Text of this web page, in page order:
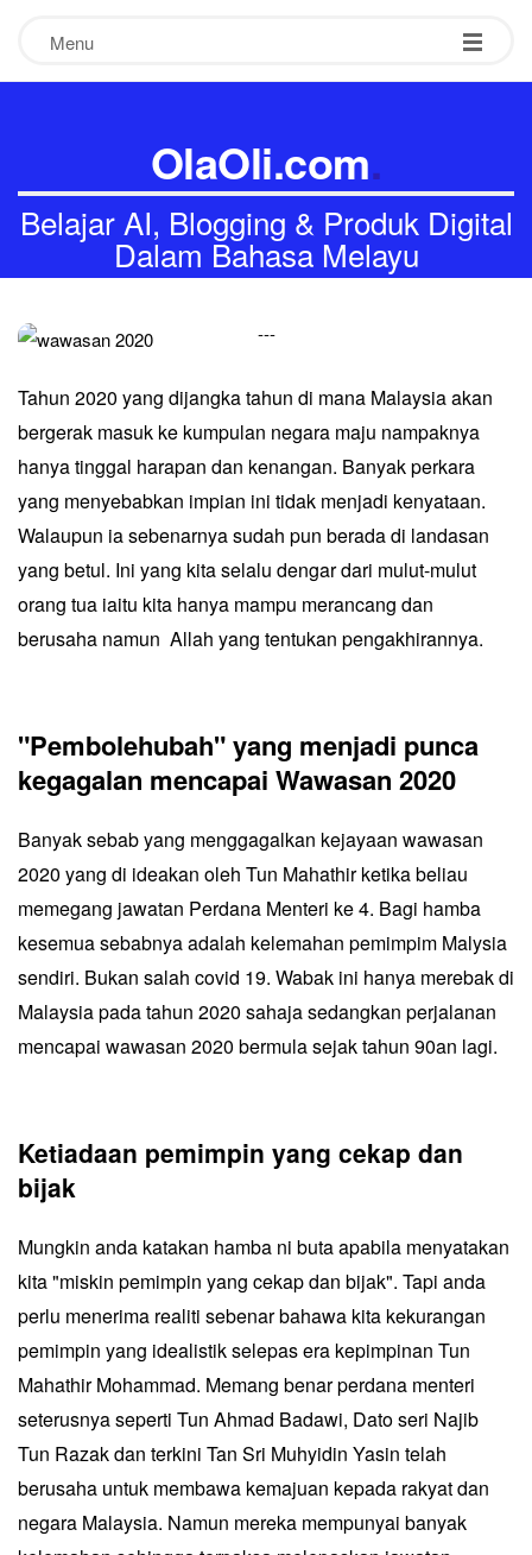
Menu
OlaOli.com.
Belajar AI, Blogging & Produk Digital
Dalam Bahasa Melayu
---
Tahun 2020 yang dijangka tahun di mana Malaysia akan
bergerak masuk ke kumpulan negara maju nampaknya
hanya tinggal harapan dan kenangan. Banyak perkara
yang menyebabkan impian ini tidak menjadi kenyataan.
Walaupun ia sebenarnya sudah pun berada di landasan
yang betul. Ini yang kita selalu dengar dari mulut-mulut
orang tua iaitu kita hanya mampu merancang dan
berusaha namun Allah yang tentukan pengakhirannya.
"Pembolehubah" yang menjadi punca
kegagalan mencapai Wawasan 2020
Banyak sebab yang menggagalkan kejayaan wawasan
2020 yang di ideakan oleh Tun Mahathir ketika beliau
memegang jawatan Perdana Menteri ke 4. Bagi hamba
kesemua sebabnya adalah kelemahan pemimpim Malysia
sendiri. Bukan salah covid 19. Wabak ini hanya merebak di
Malaysia pada tahun 2020 sahaja sedangkan perjalanan
mencapai wawasan 2020 bermula sejak tahun 90an lagi.
Ketiadaan pemimpin yang cekap dan
bijak
Mungkin anda katakan hamba ni buta apabila menyatakan
kita "miskin pemimpin yang cekap dan bijak". Tapi anda
perlu menerima realiti sebenar bahawa kita kekurangan
pemimpin yang idealistik selepas era kepimpinan Tun
Mahathir Mohammad. Memang benar perdana menteri
seterusnya seperti Tun Ahmad Badawi, Dato seri Najib
Tun Razak dan terkini Tan Sri Muhyidin Yasin telah
berusaha untuk membawa kemajuan kepada rakyat dan
negara Malaysia. Namun mereka mempunyai banyak